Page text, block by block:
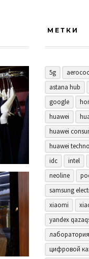
МЕТКИ
5g
astana hub
google
huawei
huawei
huawei
idc
intel
neoline
samsung
xiaomi
yandex
цифровой